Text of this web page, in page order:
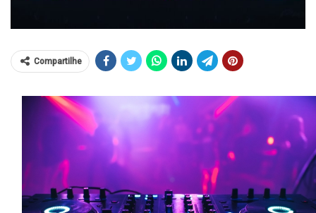
Compartilhe